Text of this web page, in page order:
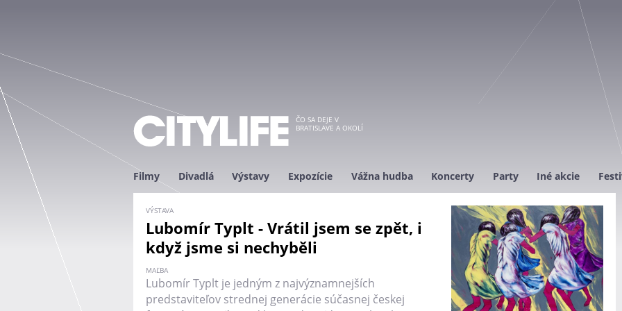
ČO SA DEJE V
BRATISLAVE A OKOLÍ
Filmy Divadlá Výstavy Expozície Vážna hudba Koncerty Party Iné akcie
VÝSTAVA
Lubomír Typlt - Vrátil jsem se zpět, i
když jsme si nechyběli
MAĽBA
Lubomír Typlt je jedným z najvýznamnejších
predstaviteľov strednej generácie súčasnej českej